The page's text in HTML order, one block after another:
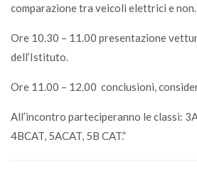
comparazione tra veicoli elettrici e non.
Ore 10.30 – 11.00 presentazione
dell’Istituto.
Ore 11.00 – 12.00 conclusioni,
All’incontro parteciperanno le classi:
4BCAT, 5ACAT, 5B CAT.”